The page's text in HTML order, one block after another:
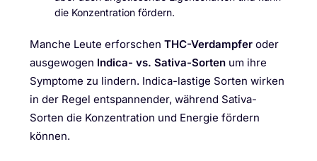
die Konzentration fördern.
Manche Leute erforschen THC-Verdampfer oder
ausgewogen Indica- vs. Sativa-Sorten um ihre
Symptome zu lindern. Indica-lastige Sorten wirken
in der Regel entspannender, während Sativa-
Sorten die Konzentration und Energie fördern
können.